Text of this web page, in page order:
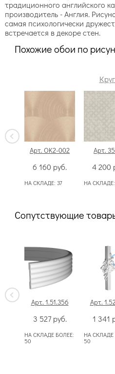
традиционного английского
производитель - Англия.
самая психологически
встречается в декоре стен.
Похожие обои по
Арт. OK2-002
6 160 руб.
НА СКЛАДЕ: 37
Арт.
4 200
НА СКЛАДЕ:
Сопутствующие
Арт. 1.51.356
3 527руб.
НА СКЛАДЕ БОЛЕЕ:
50
Арт.
1 341
НА СКЛАДЕ
50